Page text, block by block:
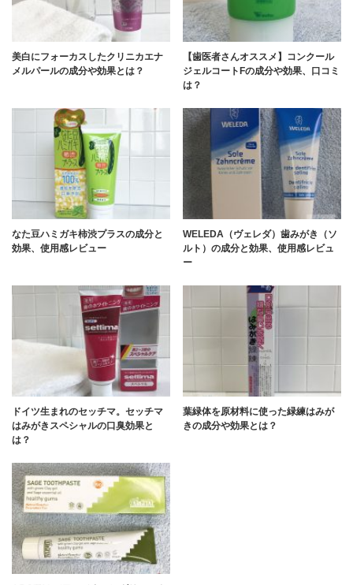
美白にフォーカスしたクリニカエナ
メルパールの成分や効果とは？
【歯医者さんオススメ】コンクール
ジェルコートFの成分や効果、口コミ
は？
なた豆ハミガキ柿渋プラスの成分と
効果、使用感レビュー
WELEDA（ヴェレダ）歯みがき（ソ
ルト）の成分と効果、使用感レビュ
ー
ドイツ生まれのセッチマ。セッチマ
はみがきスペシャルの口臭効果と
は？
葉緑体を原材料に使った緑練はみが
きの成分や効果とは？